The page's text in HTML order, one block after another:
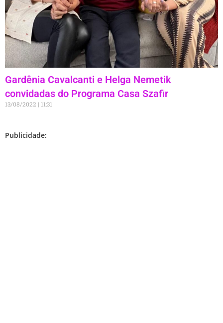
Gardênia Cavalcanti e Helga Nemetik
convidadas do Programa Casa Szafir
13/08/2022 11:31
Publicidade: